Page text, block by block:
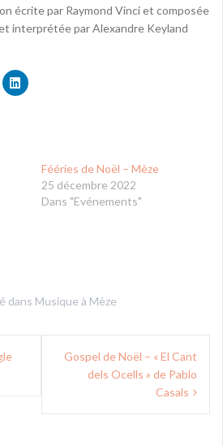
écrite par Raymond Vinci et composée
interprétée par Alexandre Keyland
Fééries de Noël – Mèze
25 décembre 2022
Dans "Evénements"
dans Musique à Mèze
Gospel de Noël – « El Cant
dels Ocells » de Pablo
Casals